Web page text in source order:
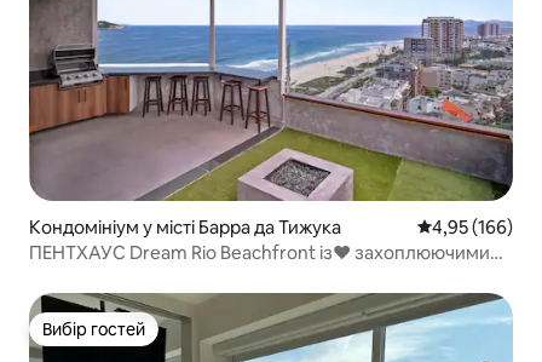
Кондомініум у місті Барра да Тижука Середня
4,95 (166)
ПЕНТХАУС Dream Rio Beachfront із❤️ захоплюючими
Вибір гостей
Вибір гостей